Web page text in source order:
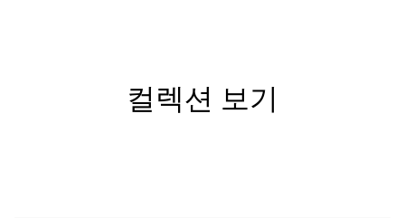
컬렉션 보기